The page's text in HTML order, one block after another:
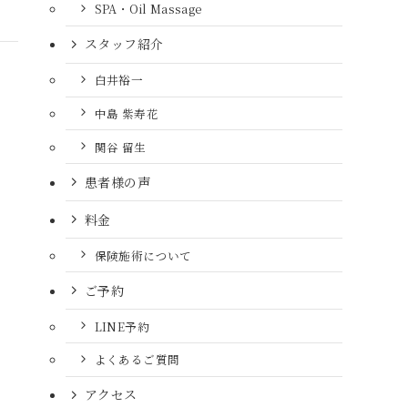
SPA・Oil Massage
スタッフ紹介
白井裕一
中島 紫寿花
関谷 留生
患者様の声
料金
保険施術について
ご予約
LINE予約
よくあるご質問
アクセス